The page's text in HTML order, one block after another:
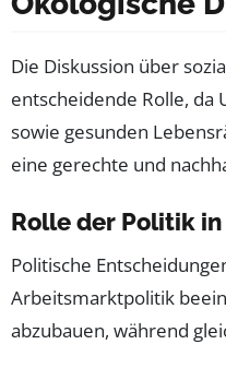
Die Diskussion über
entscheidende Rolle,
sowie gesunden
eine gerechte und
Rolle der Politik
Politische
Arbeitsmarktpolitik
abzubauen, während